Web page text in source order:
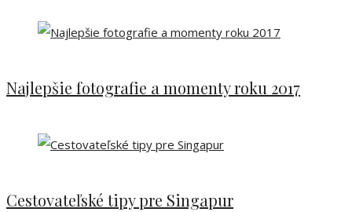
Najlepšie fotografie a momenty roku 2017
Cestovateľské tipy pre Singapur